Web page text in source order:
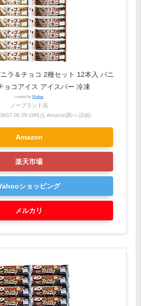
ラ＆チョコ 2種セット 12本入 バニ
ョコアイス アイスバー 冷凍
created by Rinker
ノーブランド品
07 06:39:19時点 Amazon調べ-詳細)
Amazon
楽天市場
ショッピング
メルカリ